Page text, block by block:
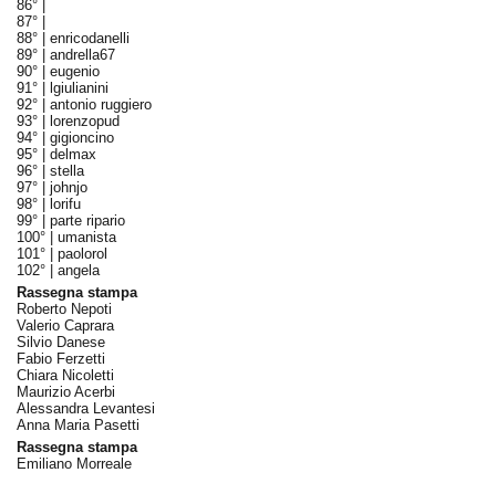
86° |
87° |
88° | enricodanelli
89° | andrella67
90° | eugenio
91° |
lgiulianini
92° | antonio ruggiero
93° |
lorenzopud
94° | gigioncino
95° | delmax
96° | stella
97° | johnjo
98° |
lorifu
99° | parte ripario
100° | umanista
101° | paolorol
102° | angela
Rassegna stampa
Roberto Nepoti
Valerio Caprara
Silvio Danese
Fabio Ferzetti
Chiara Nicoletti
Maurizio Acerbi
Alessandra Levantesi
Anna Maria Pasetti
Rassegna stampa
Emiliano Morreale